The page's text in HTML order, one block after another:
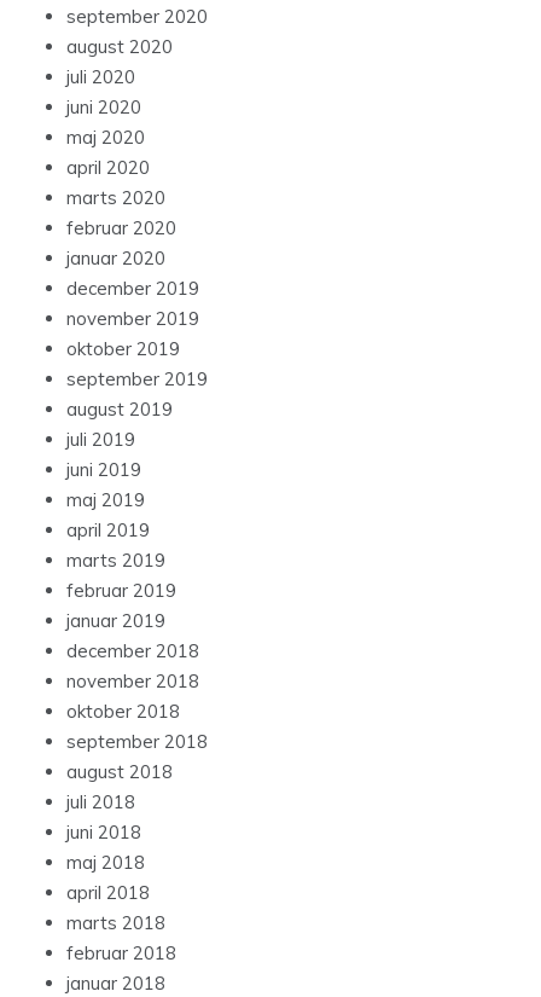
september 2020
august 2020
juli 2020
juni 2020
maj 2020
april 2020
marts 2020
februar 2020
januar 2020
december 2019
november 2019
oktober 2019
september 2019
august 2019
juli 2019
juni 2019
maj 2019
april 2019
marts 2019
februar 2019
januar 2019
december 2018
november 2018
oktober 2018
september 2018
august 2018
juli 2018
juni 2018
maj 2018
april 2018
marts 2018
februar 2018
januar 2018